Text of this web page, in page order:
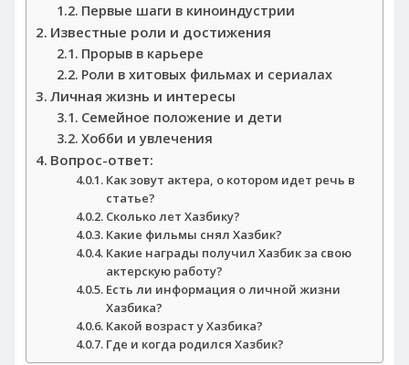
Первые шаги в киноиндустрии
Известные роли и достижения
Прорыв в карьере
Роли в хитовых фильмах и сериалах
Личная жизнь и интересы
Семейное положение и дети
Хобби и увлечения
Вопрос-ответ:
Как зовут актера, о котором идет речь в
статье?
Сколько лет Хазбику?
Какие фильмы снял Хазбик?
Какие награды получил Хазбик за свою
актерскую работу?
Есть ли информация о личной жизни
Хазбика?
Какой возраст у Хазбика?
Где и когда родился Хазбик?